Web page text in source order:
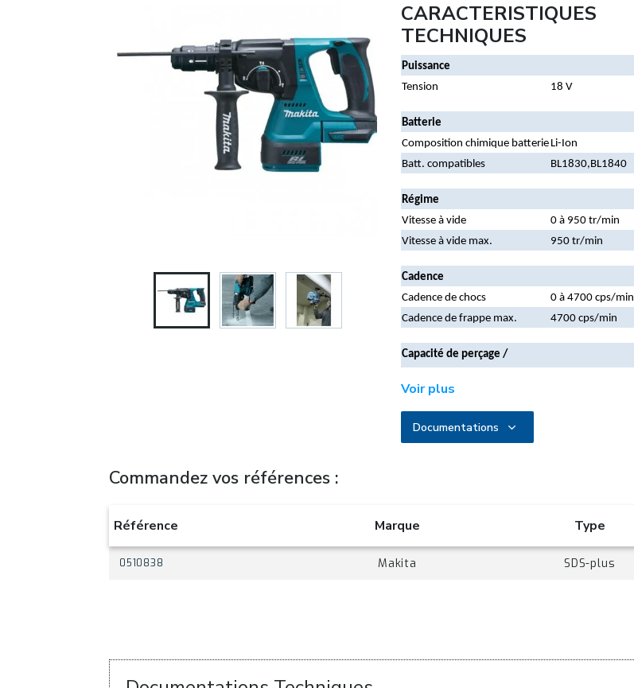
CARACTERISTIQUES
TECHNIQUES
Puissance
Tension
18 V
Batterie
Composition chimique batterie Li-Ion
Batt. compatibles
BL1830,BL1840
Régime
Vitesse à vide
0 à 950 tr/min
Vitesse à vide max.
950 tr/min
Cadence
Cadence de chocs
0 à 4700 cps/min
Cadence de frappe max.
4700 cps/min
Capacité de perçage /
Positions de burin
Puissance de frappe (EPTA)
Type d'emmanchement
SDS-Plus
Voir plus
Documentations
Commandez vos références :
Référence Marque Type
0510838 Makita SDS-plus